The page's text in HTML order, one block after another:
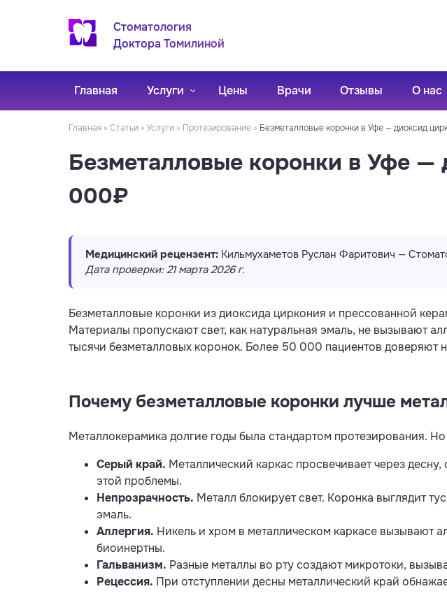
Стоматология
Доктора Томилиной
Главная Услуги Цены Врачи Отзывы О нас
Главная » Статьи » Услуги » Протезирование » Безметалловые коронки в Уфе — диоксид
Безметалловые коронки в Уфе —
000₽
Медицинский рецензент: Кильмухаметов Руслан Фаритович —
Дата проверки: 21 марта 2026 г.
Безметалловые коронки из диоксида циркония и прессованной
Материалы пропускают свет, как натуральная эмаль, не вызывают
тысячи безметалловых коронок. Более 50 000 пациентов
Почему безметалловые коронки лучше
Металлокерамика долгие годы была стандартом протезирования.
Серый край. Металлический каркас просвечивает через
этой проблемы.
Непрозрачность. Металл блокирует свет. Коронка выглядит
эмаль.
Аллергия. Никель и хром в металлическом каркасе вызывают
биоинертны.
Гальванизм. Разные металлы во рту создают микротоки,
Рецессия. При отступлении десны металлический край